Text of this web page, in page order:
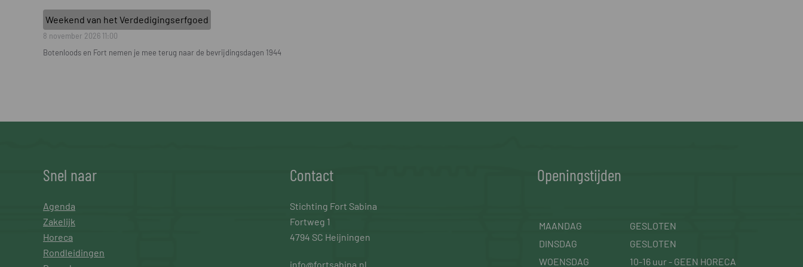
Weekend van het Verdedigingserfgoed
8 november 2026 11:00
Botenloods en Fort nemen je mee terug naar de bevrijdingsdagen 1944
Snel naar
Agenda
Zakelijk
Horeca
Rondleidingen
Contact
Stichting Fort Sabina
Fortweg 1
4794 SC Heijningen
info@fortsabina.nl
Openingstijden
MAANDAG
GESLOTEN
DINSDAG
GESLOTEN
WOENSDAG
10-16 uur - GEEN HORECA